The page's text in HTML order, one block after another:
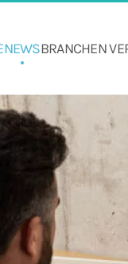
NEWSBRANCHEN